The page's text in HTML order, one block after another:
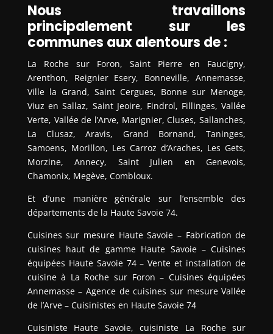
Nous travaillons
principalement sur les
communes aux alentours de :
La Roche sur Foron, Saint Pierre en Faucigny,
Arenthon, Reignier Esery, Bonneville, Annemasse,
Ville la Grand, Saint Cergues, Bonne sur Menoge,
Viuz en Sallaz, Saint Jeoire, Findrol, Fillinges, Vallée
Verte, Vallée de l’Arve, Marignier, Cluses, Sallanches,
La Clusaz, Aravis, Grand Bornand, Taninges,
Samoens, Morillon, Les Carroz d’Araches, Les Gets,
Morzine, Annecy, Saint Julien en Genevois,
Chamonix, Megève, Combloux.
Et d’une manière générale sur l’ensemble des
départements de la Haute Savoie 74.
Cuisines sur mesure Haute Savoie – Fabrication de
cuisines haut de gamme Haute Savoie – Cuisines
équipées Haute Savoie 74 – Vente et installation de
cuisine à La Roche sur Foron – Cuisines équipées
Annemasse – Agence de cuisines sur mesure Vallée
de l’Arve – Cuisinistes en Haute Savoie 74
Cuisiniste Haute Savoie, cuisiniste La Roche sur